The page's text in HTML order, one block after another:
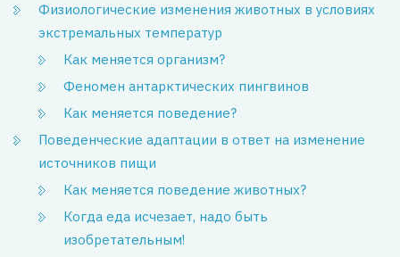
Физиологические изменения животных в условиях
экстремальных температур
Как меняется организм?
Феномен антарктических пингвинов
Как меняется поведение?
Поведенческие адаптации в ответ на изменение
источников пищи
Как меняется поведение животных?
Когда еда исчезает, надо быть
изобретательным!